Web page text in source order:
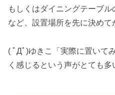
もしくはダイニングテーブ
など、設置場所を先に決めて
( ﾟДﾟ)ゆきこ「実際に置いて
く感じるという声がとても多